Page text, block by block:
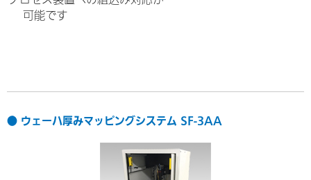
可能です
● ウェーハ厚みマッピングシステム SF-3AA